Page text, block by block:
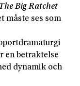
Big Ratchet
måste ses som
en betraktelse
dynamik och